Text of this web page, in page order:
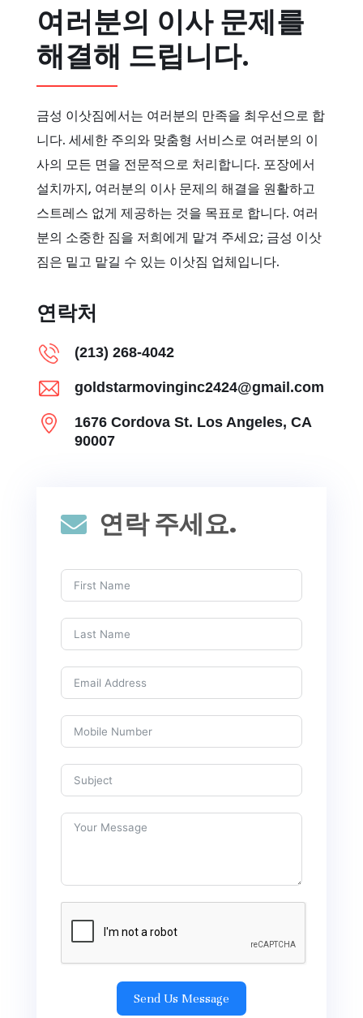
 연락 주세요.
Send Us Message
여러분의 이사 문제를
해결해 드립니다.
금성 이삿짐에서는 여러분의 만족을 최우선으로 합
니다. 세세한 주의와 맞춤형 서비스로 여러분의 이
사의 모든 면을 전문적으로 처리합니다. 포장에서
설치까지, 여러분의 이사 문제의 해결을 원활하고
스트레스 없게 제공하는 것을 목표로 합니다. 여러
분의 소중한 짐을 저희에게 맡겨 주세요; 금성 이삿
짐은 밑고 맡길 수 있는 이삿짐 업체입니다.
연락처
(213) 268-4042
goldstarmovinginc2424@gmail.com
1676 Cordova St. Los Angeles, CA
90007